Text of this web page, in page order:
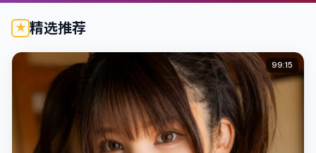
精选推荐
99:15